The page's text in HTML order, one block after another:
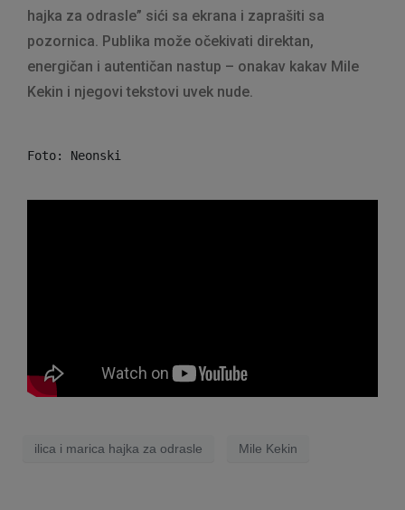
hajka za odrasle” sići sa ekrana i zaprašiti sa
pozornica. Publika može očekivati direktan,
energičan i autentičan nastup – onakav kakav Mile
Kekin i njegovi tekstovi uvek nude.
Foto: Neonski
ilica i marica hajka za odrasle Mile Kekin